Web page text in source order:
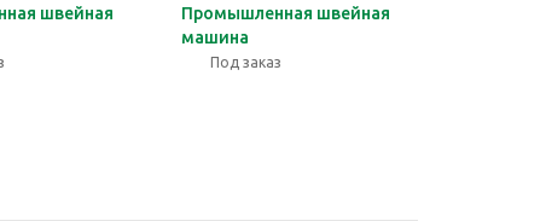
швейная
Промышленная швейная
машина
Под заказ